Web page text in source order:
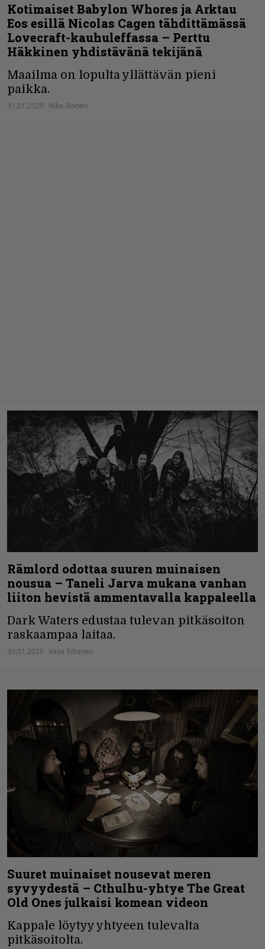
Kotimaiset Babylon Whores ja Arktau
Eos esillä Nicolas Cagen tähdittämässä
Lovecraft-kauhuleffassa – Perttu
Häkkinen yhdistävänä tekijänä
Maailma on lopulta yllättävän pieni
paikka.
31.01.2020 Niko Ikonen
Rämlord odottaa suuren muinaisen
nousua – Taneli Jarva mukana vanhan
liiton hevistä ammentavalla kappaleella
Dark Waters edustaa tulevan pitkäsoiton
raskaampaa laitaa.
30.01.2020 Vesa Siltanen
Suuret muinaiset nousevat meren
syvyydestä – Cthulhu-yhtye The Great
Old Ones julkaisi komean videon
Kappale löytyy yhtyeen tulevalta
pitkäsoitolta.